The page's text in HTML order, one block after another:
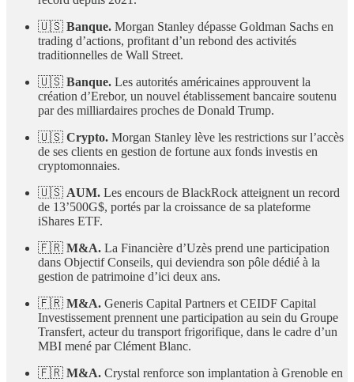
🇺🇸 Banque. Morgan Stanley dépasse Goldman Sachs en
trading d’actions, profitant d’un rebond des activités
traditionnelles de Wall Street.
🇺🇸 Banque. Les autorités américaines approuvent la
création d’Erebor, un nouvel établissement bancaire soutenu
par des milliardaires proches de Donald Trump.
🇺🇸 Crypto. Morgan Stanley lève les restrictions sur l’accès
de ses clients en gestion de fortune aux fonds investis en
cryptomonnaies.
🇺🇸 AUM. Les encours de BlackRock atteignent un record
de 13’500G$, portés par la croissance de sa plateforme
iShares ETF.
🇫🇷 M&A. La Financière d’Uzès prend une participation
dans Objectif Conseils, qui deviendra son pôle dédié à la
gestion de patrimoine d’ici deux ans.
🇫🇷 M&A. Generis Capital Partners et CEIDF Capital
Investissement prennent une participation au sein du Groupe
Transfert, acteur du transport frigorifique, dans le cadre d’un
MBI mené par Clément Blanc.
🇫🇷 M&A. Crystal renforce son implantation à Grenoble en